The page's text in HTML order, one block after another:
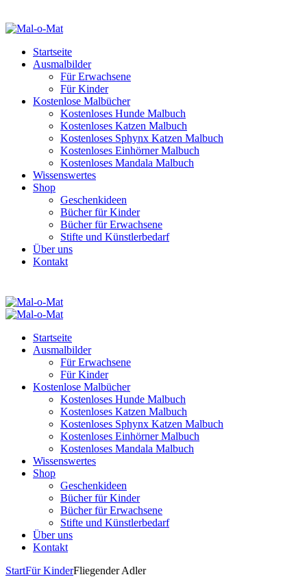
Startseite
Ausmalbilder
Für Erwachsene
Für Kinder
Kostenlose Malbücher
Kostenloses Hunde Malbuch
Kostenloses Katzen Malbuch
Kostenloses Sphynx Katzen Malbuch
Kostenloses Einhörner Malbuch
Kostenloses Mandala Malbuch
Wissenswertes
Shop
Geschenkideen
Bücher für Kinder
Bücher für Erwachsene
Stifte und Künstlerbedarf
Über uns
Kontakt
Startseite
Ausmalbilder
Für Erwachsene
Für Kinder
Kostenlose Malbücher
Kostenloses Hunde Malbuch
Kostenloses Katzen Malbuch
Kostenloses Sphynx Katzen Malbuch
Kostenloses Einhörner Malbuch
Kostenloses Mandala Malbuch
Wissenswertes
Shop
Geschenkideen
Bücher für Kinder
Bücher für Erwachsene
Stifte und Künstlerbedarf
Über uns
Kontakt
StartFür KinderFliegender Adler